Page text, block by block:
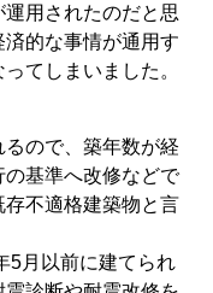
用されたのだと思
的な事情が通用す
てしまいました。
ので、築年数が経
基準へ改修などで
不適格建築物と言
5月以前に建てられ